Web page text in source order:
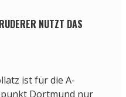
NUTZT DAS
ist für die A-
Dortmund nur